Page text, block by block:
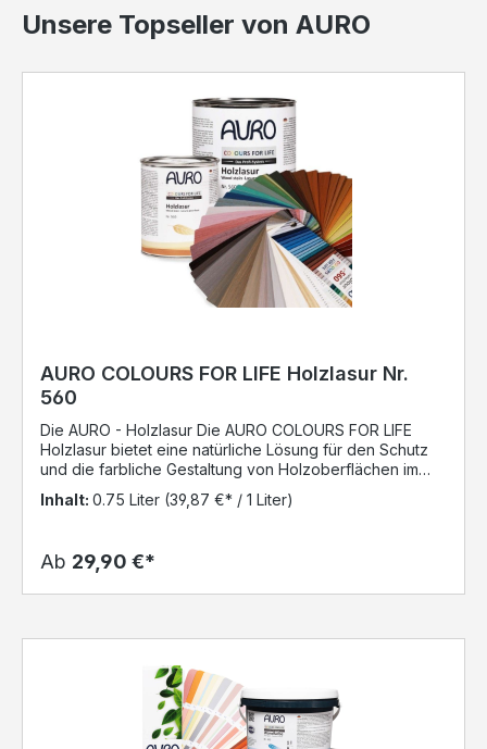
verantwortungsbewusst
Klimaneutraler
Versand 100 %
Ökostrom
Unsere Topseller von AURO
AURO COLOURS FOR LIFE Holzlasur Nr.
560
Die AURO - Holzlasur Die AURO COLOURS FOR LIFE
Holzlasur bietet eine natürliche Lösung für den Schutz
und die farbliche Gestaltung von Holzoberflächen im
Innen- und Außenbereich. Die wasserbasierte Lasur ist
lösemittelfrei, nahezu geruchslos und daher besonders
lässt sich jede Holzoberfläche individuell gestalten. Die
Holz zuverlässig vor Witterungseinflüssen und
Vergrauung. Dank der schnellen Trocknung kann zügig
gearbeitet werden. In der Regel sind zwei Anstriche
ausreichend, um eine gleichmäßige, langlebige
Schutzschicht aufzubauen. Die Holzmaserung bleibt
dabei sichtbar und sorgt für ein hochwertiges,
Inhalt: 0.75 Liter (39,87 €* / 1 Liter)
Ab 29,90 €*